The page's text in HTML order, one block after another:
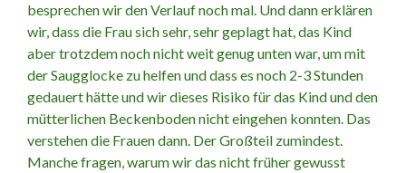
besprechen wir den Verlauf noch mal. Und dann erklären
wir, dass die Frau sich sehr, sehr geplagt hat, das Kind
aber trotzdem noch nicht weit genug unten war, um mit
der Saugglocke zu helfen und dass es noch 2-3 Stunden
gedauert hätte und wir dieses Risiko für das Kind und den
mütterlichen Beckenboden nicht eingehen konnten. Das
verstehen die Frauen dann. Der Großteil zumindest.
Manche fragen, warum wir das nicht früher gewusst